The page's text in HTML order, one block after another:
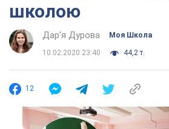
школою
Дар'я Дурова Моя Школа
10.02.2020 23:40 44,2 т.
12